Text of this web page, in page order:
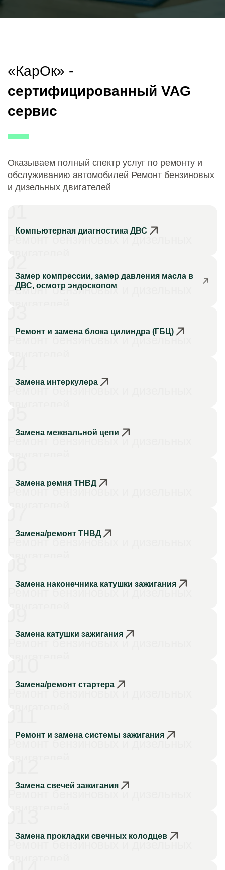
«КарОк» -
сертифицированный VAG
сервис
Оказываем полный спектр услуг по ремонту и
обслуживанию автомобилей Ремонт бензиновых
и дизельных двигателей
Ремонт бензиновых и дизельных
Компьютерная диагностика ДВС
Ремонт бензиновых и дизельных
Замер компрессии, замер давления масла в
ДВС, осмотр эндоскопом
Ремонт бензиновых и дизельных
Ремонт и замена блока цилиндра (ГБЦ)
Ремонт бензиновых и дизельных
Замена интеркулера
Ремонт бензиновых и дизельных
Замена межвальной цепи
Ремонт бензиновых и дизельных
Замена ремня ТНВД
Ремонт бензиновых и дизельных
Замена/ремонт ТНВД
Ремонт бензиновых и дизельных
Замена наконечника катушки зажигания
Ремонт бензиновых и дизельных
Замена катушки зажигания
Ремонт бензиновых и дизельных
Замена/ремонт стартера
Ремонт бензиновых и дизельных
Ремонт и замена системы зажигания
Ремонт бензиновых и дизельных
Замена свечей зажигания
Ремонт бензиновых и дизельных
Замена прокладки свечных колодцев